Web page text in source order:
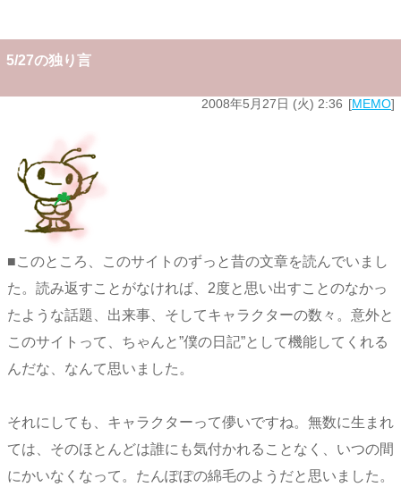
5/27の独り言
2008年5月27日 (火) 2:36 MEMO
■このところ、このサイトのずっと昔の文章を読んでいまし
た。読み返すことがなければ、2度と思い出すことのなかっ
たような話題、出来事、そしてキャラクターの数々。意外と
このサイトって、ちゃんと”僕の日記”として機能してくれる
んだな、なんて思いました。
それにしても、キャラクターって儚いですね。無数に生まれ
ては、そのほとんどは誰にも気付かれることなく、いつの間
にかいなくなって。たんぽぽの綿毛のようだと思いました。